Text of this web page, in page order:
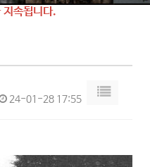
속됩니다.
24-01-28 17:55